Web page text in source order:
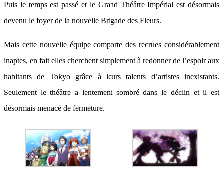
Puis le temps est passé et le Grand Théâtre Impérial est désormais
devenu le foyer de la nouvelle Brigade des Fleurs.
Mais cette nouvelle équipe comporte des recrues considérablement
inaptes, en fait elles cherchent simplement à redonner de l’espoir aux
habitants de Tokyo grâce à leurs talents d’artistes inexistants.
Seulement le théâtre a lentement sombré dans le déclin et il est
désormais menacé de fermeture.